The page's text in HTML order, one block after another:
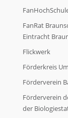
FanRat
Eintracht
Flickwerk
Förderkreis
Förderverein
Förderverein
der